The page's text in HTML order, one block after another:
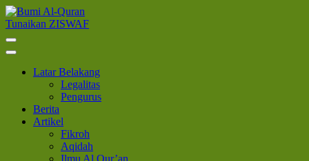
Lompat
ke
konten
(Tekan
Tunaikan ZISWAF
Latar Belakang
Legalitas
Pengurus
Berita
Artikel
Fikroh
Aqidah
Ilmu Al Qur’an